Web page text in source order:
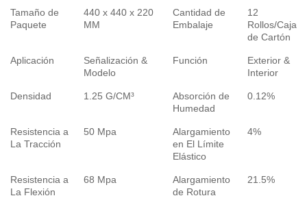
Tamaño de
Paquete
440 x 440 x 220
MM
Cantidad de
Embalaje
12
Rollos/Caja
de Cartón
Aplicación
Señalización &
Modelo
Función
Exterior &
Interior
Densidad 1.25 G/CM³
Absorción de
Humedad
0.12%
Resistencia a
La Tracción
50 Mpa
Alargamiento
en El Límite
Elástico
4%
Resistencia a
La Flexión
68 Mpa
Alargamiento
de Rotura
21.5%